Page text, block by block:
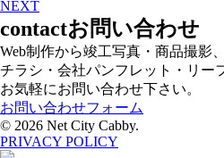
NEXT
contactお問い合わせ
Web制作から竣工写真・商品撮影、
チラシ・会社パンフレット・リー
お気軽にお問い合わせ下さい。
お問い合わせフォーム
© 2026 Net City Cabby.
PRIVACY POLICY